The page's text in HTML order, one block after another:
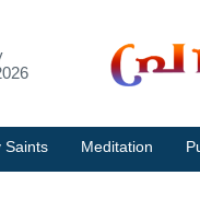
Saints Meditation